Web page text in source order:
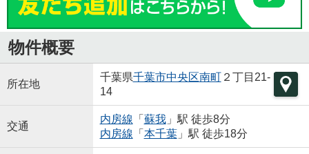
物件概要
所在地
千葉県千葉市中央区南町２丁目21-
14
交通
内房線 「 蘇我」駅 徒歩8分
内房線 「 本千葉」駅 徒歩18分